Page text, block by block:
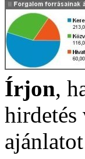
Írjon,
hirdetés